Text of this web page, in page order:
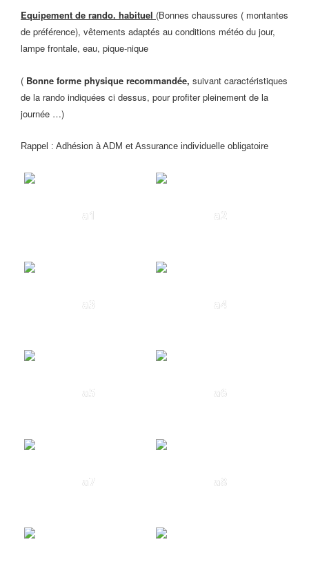
Equipement de rando. habituel (Bonnes chaussures ( montantes
de préférence), vêtements adaptés au conditions météo du jour,
lampe frontale, eau, pique-nique
( Bonne forme physique recommandée, suivant caractéristiques
de la rando indiquées ci dessus, pour profiter pleinement de la
journée …)
Rappel : Adhésion à ADM et Assurance individuelle obligatoire
a1 a2
a3 a4
a5 a6
a7 a8